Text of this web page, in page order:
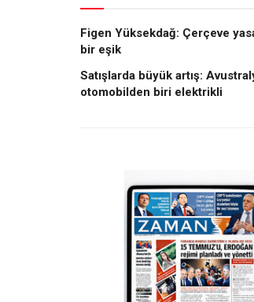
Figen Yüksekdağ: Çerçeve
bir eşik
Satışlarda büyük artış:
otomobilden biri elektrikli